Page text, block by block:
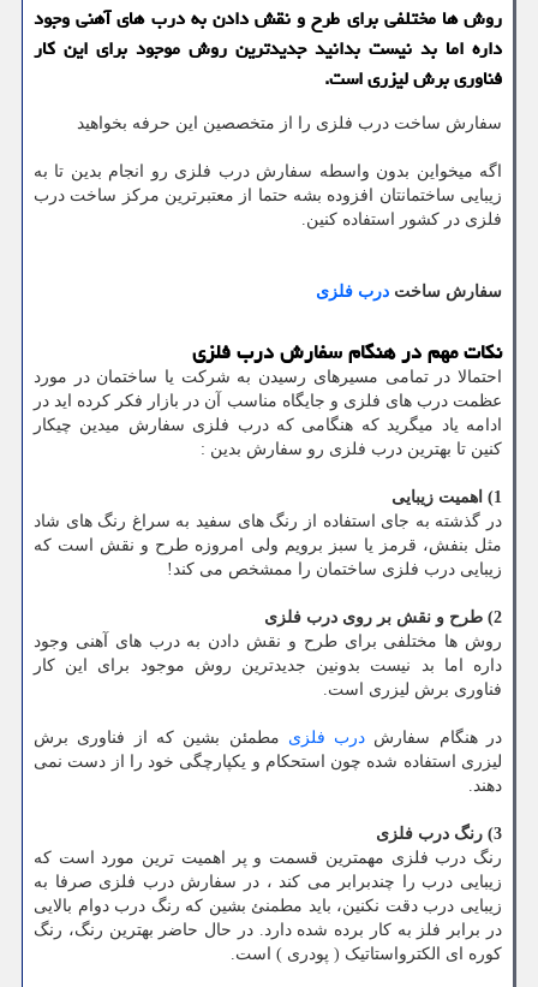
روش ها مختلفی برای طرح و نقش دادن به درب های آهنی وجود
داره اما بد نیست بدانید جدیدترین روش موجود برای این كار
فناوری برش لیزری است.
سفارش ساخت درب فلزی را از متخصصین این حرفه بخواهید
اگه میخواین بدون واسطه سفارش درب فلزی رو انجام بدین تا به
زیبایی ساختمانتان افزوده بشه حتما از معتبرترین مرکز ساخت درب
فلزی در کشور استفاده کنین.
سفارش ساخت درب فلزی
نکات مهم در هنگام سفارش درب فلزی
احتمالا در تمامی مسیرهای رسیدن به شرکت یا ساختمان در مورد
عظمت درب های فلزی و جایگاه مناسب آن در بازار فکر کرده اید در
ادامه یاد میگرید که هنگامی که درب فلزی سفارش میدین چیکار
کنین تا بهترین درب فلزی رو سفارش بدین :
1) اهمیت زیبایی
در گذشته به جای استفاده از رنگ های سفید به سراغ رنگ های شاد
مثل بنفش، قرمز یا سبز برویم ولی امروزه طرح و نقش است که
زیبایی درب فلزی ساختمان را ممشخص می کند!
2) طرح و نقش بر روی درب فلزی
روش ها مختلفی برای طرح و نقش دادن به درب های آهنی وجود
داره اما بد نیست بدونین جدیدترین روش موجود برای این کار
فناوری برش لیزری است.
در هنگام سفارش درب فلزی مطمئن بشین که از فناوری برش
لیزری استفاده شده چون استحکام و یکپارچگی خود را از دست نمی
دهند.
3) رنگ درب فلزی
رنگ درب فلزی مهمترین قسمت و پر اهمیت ترین مورد است که
زیبایی درب را چندبرابر می کند ، در سفارش درب فلزی صرفا به
زیبایی درب دقت نکنین، باید مطمنئ بشین که رنگ درب دوام بالایی
در برابر فلز به کار برده شده دارد. در حال حاضر بهترین رنگ، رنگ
کوره ای الکترواستاتیک ( پودری ) است.